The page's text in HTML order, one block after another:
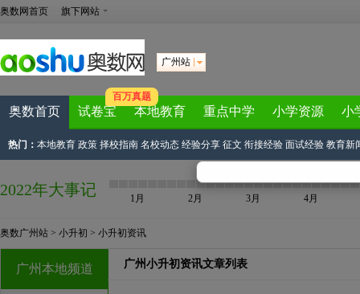
奥数网首页 旗下网站
广州站
奥数首页 试卷宝
百万真题
本地教育 重点中学 小学资源 小
热门： 本地教育 政策 择校指南 名校动态 经验分享 征文 衔接经验 面试经验 教育新
2022年大事记 1月 2月 3月 4月
奥数广州站 > 小升初 > 小升初资讯
广州本地频道 广州小升初资讯文章列表